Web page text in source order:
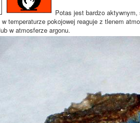
Potas jest bardzo
w temperaturze pokojowej reaguje z tlenem
w atmosferze argonu.